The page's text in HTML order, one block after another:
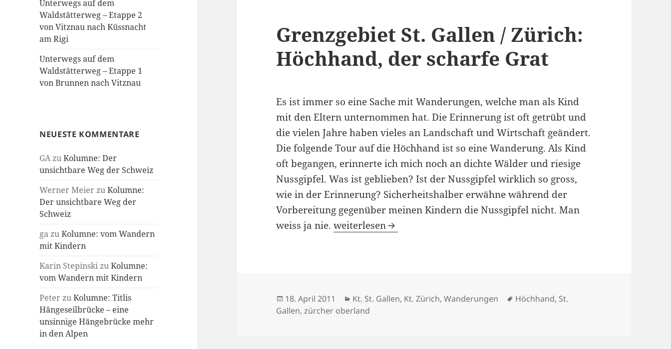
Unterwegs auf dem
Waldstätterweg – Etappe 2
von Vitznau nach Küssnacht
am Rigi
Unterwegs auf dem
Waldstätterweg – Etappe 1
von Brunnen nach Vitznau
NEUESTE KOMMENTARE
GAzuKolumne: Der
unsichtbare Weg der Schweiz
Werner Meier zuKolumne:
Der unsichtbare Weg der
Schweiz
gazuKolumne: vom Wandern
mit Kindern
Karin StepinskizuKolumne:
vom Wandern mit Kindern
Peter zuKolumne: Titlis
Hängeseilbrücke – eine
unsinnige Hängebrücke mehr
in den Alpen
Grenzgebiet St. Gallen / Zürich:
Höchhand, der scharfe Grat
Es ist immer so eine Sache mit Wanderungen, welche man als Kind
mit den Eltern unternommen hat. Die Erinnerung ist oft getrübt und
die vielen Jahre haben vieles an Landschaft und Wirtschaft geändert.
Die folgende Tour auf die Höchhand ist so eine Wanderung. Als Kind
oft begangen, erinnerte ich mich noch an dichte Wälder und riesige
Nussgipfel. Was ist geblieben? Ist der Nussgipfel wirklich so gross,
wie in der Erinnerung? Sicherheitshalber erwähne während der
Vorbereitung gegenüber meinen Kindern die Nussgipfel nicht. Man
weiss ja nie.Grenzgebiet St. Gallen / Zürich: Höchhand, der scharfe Grat
weiterlesen
Veröffentlicht
am
18. April 2011 Kategorien
Kt. St. Gallen, Kt. Zürich,Wanderungen Schlagwörter
Höchhand, St.
Gallen,zürcher oberland